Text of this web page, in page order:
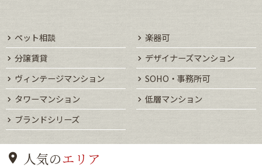
ペット相談
楽器可
分譲賃貸
デザイナーズマンション
ヴィンテージマンション
SOHO・事務所可
タワーマンション
低層マンション
ブランドシリーズ
人気のエリア